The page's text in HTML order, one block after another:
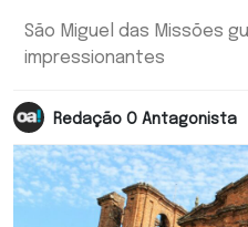
São Miguel das Missões
impressionantes
Redação O Antagonista